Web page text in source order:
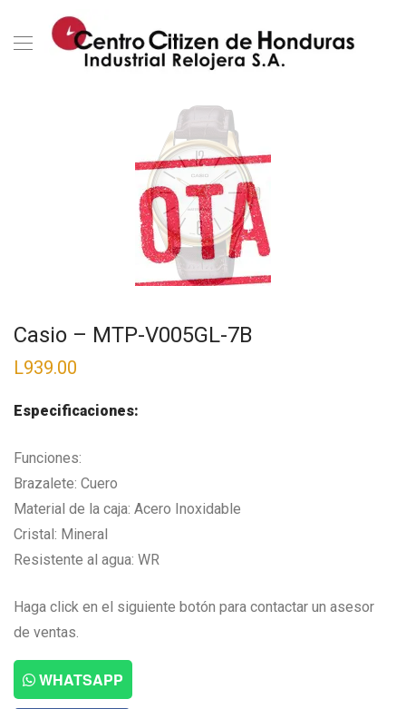
Casio – MTP-V005GL-7B
L939.00
Especificaciones:
Funciones:
Brazalete: Cuero
Material de la caja: Acero Inoxidable
Cristal: Mineral
Resistente al agua: WR
Haga click en el siguiente botón para contactar un asesor
de ventas.
WHATSAPP